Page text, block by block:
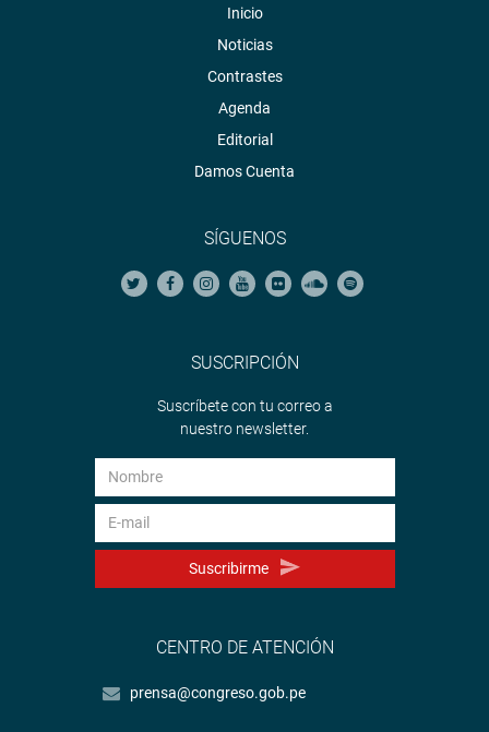
Inicio
Noticias
Contrastes
Agenda
Editorial
Damos Cuenta
SÍGUENOS
SUSCRIPCIÓN
Suscríbete con tu correo a
nuestro newsletter.
Suscribirme
CENTRO DE ATENCIÓN
prensa@congreso.gob.pe